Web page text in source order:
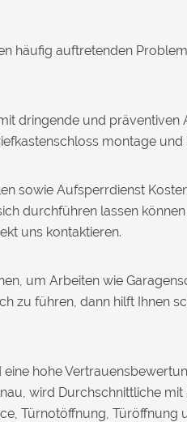
häufig auftretenden
dringende und
montage
sowie Aufsperrdienst
durchführen lassen
uns kontaktieren.
um Arbeiten wie
zu führen, dann hilft Ihnen
hohe
wird Durchschnittliche
Türnotöffnung, Türöffnung